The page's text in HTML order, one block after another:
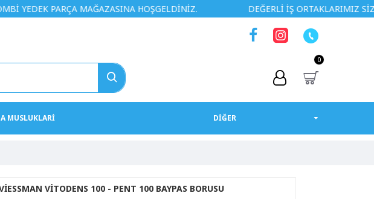
PARÇA MAĞAZASINA HOŞGELDİNİZ. DEĞERLİ İŞ ORTAKLARIMIZ SİZLERE
0
MUSLUKLARİ DİĞER
VITODENS 100 - PENT 100 BAYPAS BORUSU